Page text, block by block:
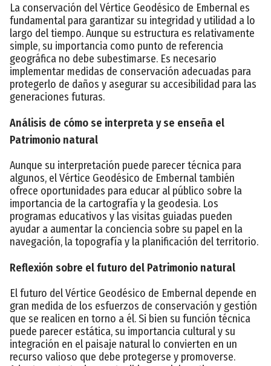
La conservación del Vértice Geodésico de Embernal es
fundamental para garantizar su integridad y utilidad a lo
largo del tiempo. Aunque su estructura es relativamente
simple, su importancia como punto de referencia
geográfica no debe subestimarse. Es necesario
implementar medidas de conservación adecuadas para
protegerlo de daños y asegurar su accesibilidad para las
generaciones futuras.
Análisis de cómo se interpreta y se enseña el
Patrimonio natural
Aunque su interpretación puede parecer técnica para
algunos, el Vértice Geodésico de Embernal también
ofrece oportunidades para educar al público sobre la
importancia de la cartografía y la geodesia. Los
programas educativos y las visitas guiadas pueden
ayudar a aumentar la conciencia sobre su papel en la
navegación, la topografía y la planificación del territorio.
Reflexión sobre el futuro del Patrimonio natural
El futuro del Vértice Geodésico de Embernal depende en
gran medida de los esfuerzos de conservación y gestión
que se realicen en torno a él. Si bien su función técnica
puede parecer estática, su importancia cultural y su
integración en el paisaje natural lo convierten en un
recurso valioso que debe protegerse y promoverse.